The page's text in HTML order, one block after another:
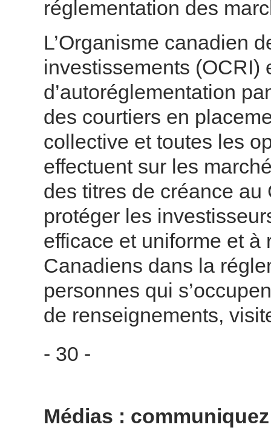
réglementation des
L’Organisme canadien
investissements (OCRI)
d’autoréglementation
des courtiers en
collective et toutes les
effectuent sur les
des titres de créance
protéger les
efficace et uniforme et
Canadiens dans la
personnes qui
de renseignements,
- 30 -
Médias :